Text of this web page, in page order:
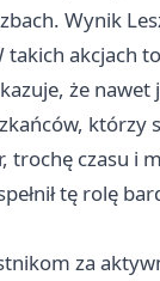
Wynik
akcjach
że
trochę czasu i
tę rolę
za